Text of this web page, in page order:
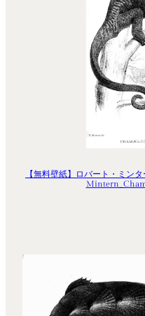
【無料壁紙】ロバート・ミン